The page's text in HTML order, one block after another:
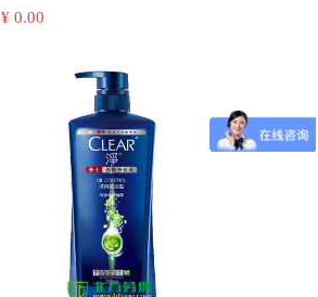
防堵塞，使用寿命长
作业环境安全舒适――低灰尘，无噪
¥ 0.00